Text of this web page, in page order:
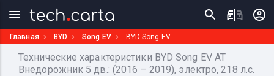
Главная BYD Song EV BYD Song EV
Технические характеристики BYD Song EV AT
Внедорожник 5 дв.: (2016 – 2019), электро, 218 л.с.